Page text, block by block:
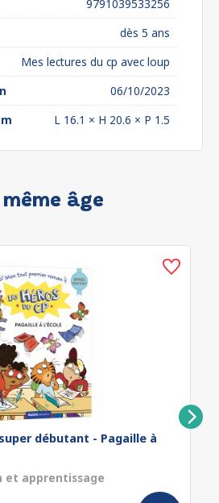
9791039533256
dès 5 ans
Mes lectures du cp avec loup
06/10/2023
L 16.1 × H 20.6 × P 1.5
même âge
débutant - Pagaille à
et apprentissage